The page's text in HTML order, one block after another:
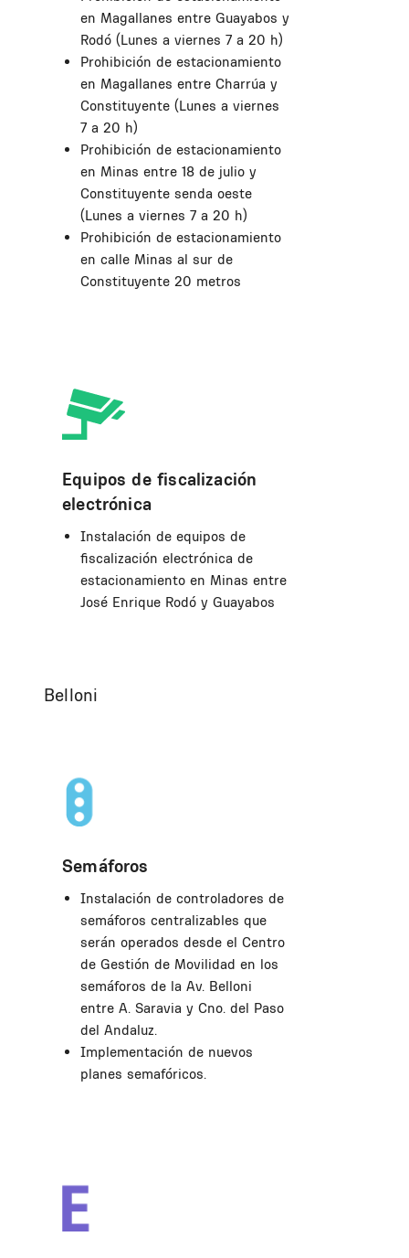
en Magallanes entre Guayabos y
Rodó (Lunes a viernes 7 a 20 h)
Prohibición de estacionamiento
en Magallanes entre Charrúa y
Constituyente (Lunes a viernes
7 a 20 h)
Prohibición de estacionamiento
en Minas entre 18 de julio y
Constituyente senda oeste
(Lunes a viernes 7 a 20 h)
Prohibición de estacionamiento
en calle Minas al sur de
Constituyente 20 metros
Equipos de fiscalización
electrónica
Instalación de equipos de
fiscalización electrónica de
estacionamiento en Minas entre
José Enrique Rodó y Guayabos
Belloni
Semáforos
Instalación de controladores de
semáforos centralizables que
serán operados desde el Centro
de Gestión de Movilidad en los
semáforos de la Av. Belloni
entre A. Saravia y Cno. del Paso
del Andaluz.
Implementación de nuevos
planes semafóricos.